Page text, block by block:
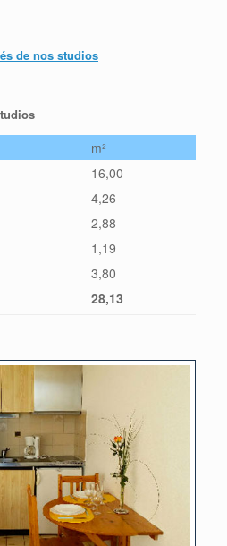
de nos studios
m²
16,00
4,26
2,88
1,19
3,80
28,13